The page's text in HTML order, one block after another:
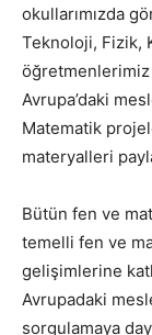
okullarımızda
Teknoloji, Fizik,
öğretmenlerimiz
Avrupa’daki
Matematik
materyalleri
Bütün fen ve
temelli fen ve
gelişimlerine
Avrupadaki
sorgulamaya